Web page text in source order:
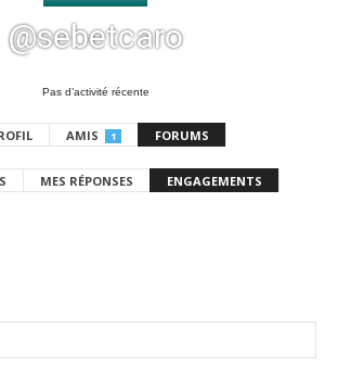
@sebetcaro
Pas d’activité récente
AMIS 1 FORUMS
MES RÉPONSES ENGAGEMENTS